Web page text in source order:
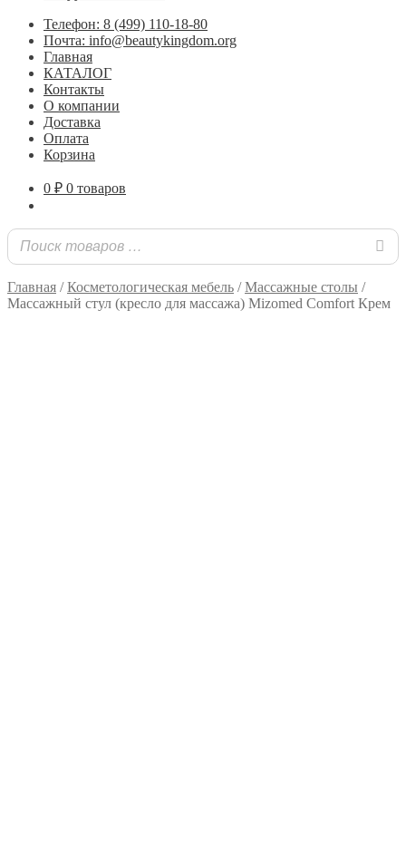
Телефон: 8 (499) 110-18-80
Почта: info@beautykingdom.org
Главная
КАТАЛОГ
Контакты
О компании
Доставка
Оплата
Корзина
0 ₽ 0 товаров
Главная /Косметологическая мебель /Массажные столы /
Массажный стул (кресло для массажа) Mizomed Comfort Крем